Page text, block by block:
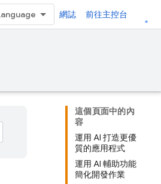
網誌 前往主控台
這個頁面中的內
容
運用 AI 打造更優
質的應用程式
運用 AI 輔助功能
簡化開發作業